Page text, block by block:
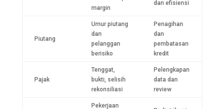
margin
dan efisiensi
Piutang
Umur piutang
dan
pelanggan
berisiko
Penagihan
dan
pembatasan
kredit
Pajak
Tenggat,
bukti, selisih
rekonsiliasi
Pelengkapan
data dan
review
Pekerjaan